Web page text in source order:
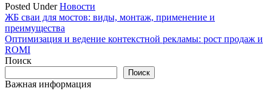
Posted UnderНовости
Навигация
по
записям
ЖБ сваи для мостов: виды, монтаж, применение и
преимущества
Оптимизация и ведение контекстной рекламы: рост продаж и
ROMI
Поиск
Поиск
Важная информация